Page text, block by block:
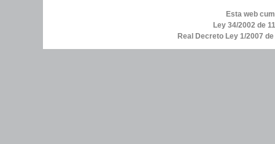
Esta web
Ley 34/2002 de
Real Decreto Ley 1/2007